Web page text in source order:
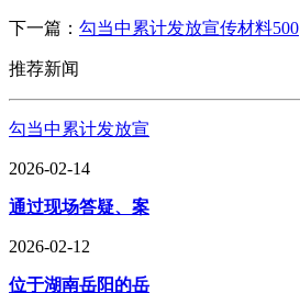
下一篇： 勾当中累计发放宣传材料500
推荐新闻
勾当中累计发放宣
2026-02-14
通过现场答疑、案
2026-02-12
位于湖南岳阳的岳